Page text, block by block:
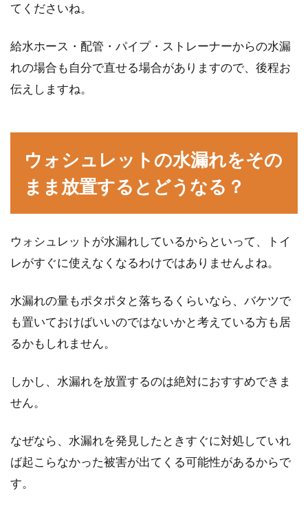
ということがあります。建てて間もないにもか
かわらず...
窓のサッシの種類は？窓のサッシや
レールの簡単な掃除方法
家を新しく建てるときに、窓のサッシまでこだ
わって選んでいるでしょうか。窓のサッシの種
賃貸物件を引っ越すときに不安材料となるのが
家賃の支払いです。特に月の途中に引っ越す場
てくださいね。
給水ホース・配管・パイプ・ストレーナーからの水漏
れの場合も自分で直せる場合がありますので、後程お
伝えしますね。
ウォシュレットの水漏れをその
まま放置するとどうなる？
ウォシュレットが水漏れしているからといって、トイ
レがすぐに使えなくなるわけではありませんよね。
水漏れの量もポタポタと落ちるくらいなら、バケツで
も置いておけばいいのではないかと考えている方も居
るかもしれません。
しかし、水漏れを放置するのは絶対におすすめできま
せん。
なぜなら、水漏れを発見したときすぐに対処していれ
ば起こらなかった被害が出てくる可能性があるからで
す。